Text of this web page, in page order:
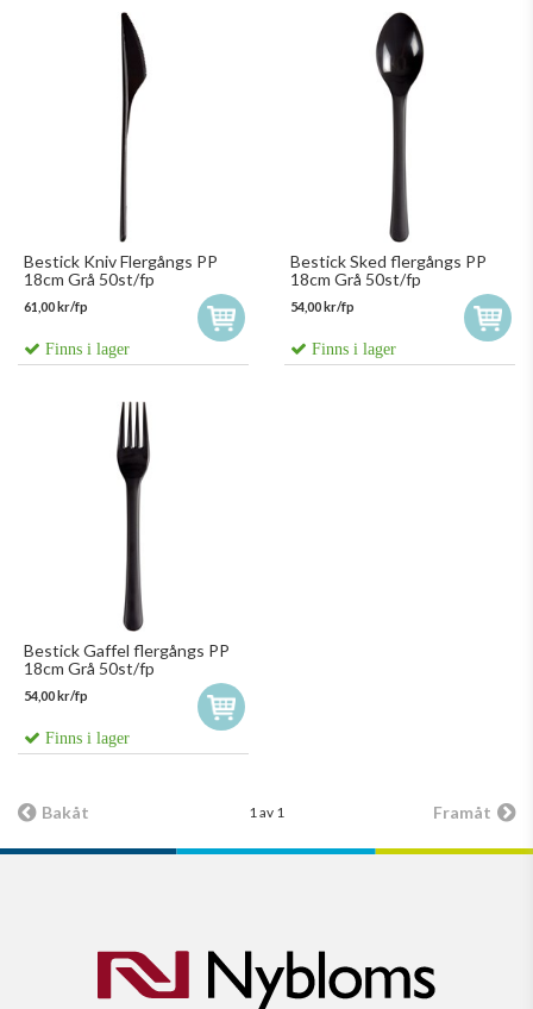
Bestick Kniv Flergångs PP
18cm Grå 50st/fp
61,00 kr/fp
Finns i lager
Bestick Sked flergångs PP
18cm Grå 50st/fp
54,00 kr/fp
Finns i lager
Bestick Gaffel flergångs PP
18cm Grå 50st/fp
54,00 kr/fp
Finns i lager
Bakåt 1 av 1 Framåt